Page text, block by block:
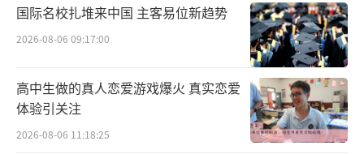
国际名校扎堆来中国 主客易位新趋势
2026-08-06 09:17:00
高中生做的真人恋爱游戏爆火 真实恋爱
体验引关注
2026-08-06 11:18:25